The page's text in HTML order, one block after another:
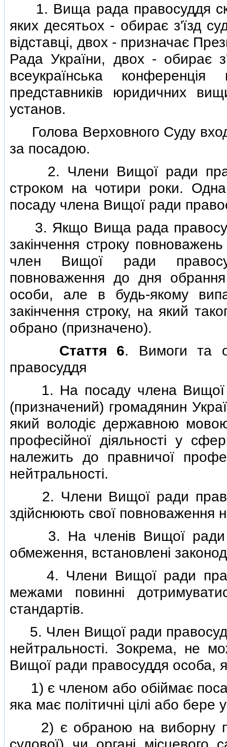
1. Вища рада правосуддя
яких десятьох - обирає з'їзд
вiдставцi, двох - призначає
Рада України, двох - обирає
всеукраїнська
представникiв юридичних
установ.
Голова Верховного Суду
за посадою.
2. Члени Вищої ради
строком на чотири роки.
посаду члена Вищої ради
3. Якщо Вища рада
закiнчення строку
член Вищої ради
повноваження до дня
особи, але в будь-якому
закiнчення строку, на який
обрано (призначено).
Стаття 6. Вимоги та
правосуддя
1. На посаду члена Вищої
(призначений) громадянин
який володiє державною
професiйної дiяльностi у
належить до правничої
нейтральностi.
2. Члени Вищої ради
здiйснюють свої повноваження
3. На членiв Вищої ради
обмеження, встановленi
4. Члени Вищої ради
межами повиннi
стандартiв.
5. Член Вищої ради
нейтральностi. Зокрема, не
Вищої ради правосуддя особа,
1) є членом або обiймає
яка має полiтичнi цiлi або бере
2) є обраною на виборну